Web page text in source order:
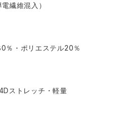
繊維混入）
％・ポリエステル20％
ストレッチ・軽量